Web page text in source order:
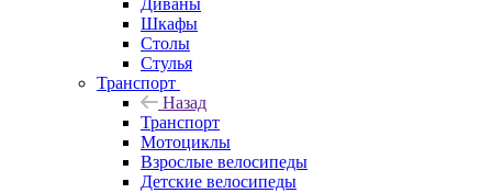
Диваны
Шкафы
Столы
Стулья
Транспорт
Назад
Транспорт
Мотоциклы
Взрослые велосипеды
Детские велосипеды